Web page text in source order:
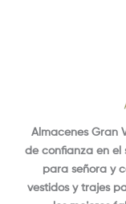
Almacenes Gran
de confianza en el
para señora y
vestidos y trajes